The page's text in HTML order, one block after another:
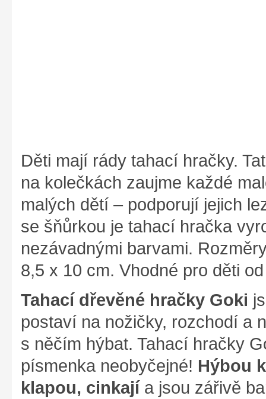
Děti mají rády tahací hračky.
na kolečkách zaujme každé
malých dětí – podporují jejich
se šňůrkou je tahací hračka
nezávadnými barvami.
8,5 x 10 cm. Vhodné pro děti
Tahací dřevěné hračky Goki
postaví na nožičky, rozchodí a
s něčím hýbat. Tahací hračky
písmenka neobyčejné! Hýbou
klapou, cinkajía jsou zářivě